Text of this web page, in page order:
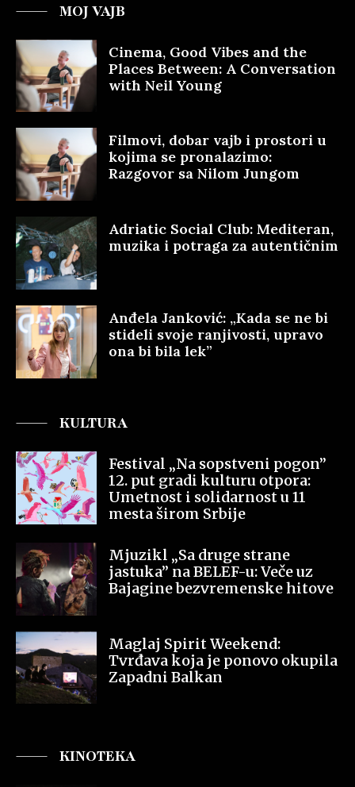
MOJ VAJB
Cinema, Good Vibes and the
Places Between: A Conversation
with Neil Young
Filmovi, dobar vajb i prostori u
kojima se pronalazimo:
Razgovor sa Nilom Jungom
Adriatic Social Club: Mediteran,
muzika i potraga za autentičnim
Anđela Janković: „Kada se ne bi
stideli svoje ranjivosti, upravo
ona bi bila lek”
KULTURA
Festival „Na sopstveni pogon”
12. put gradi kulturu otpora:
Umetnost i solidarnost u 11
mesta širom Srbije
Mjuzikl „Sa druge strane
jastuka” na BELEF-u: Veče uz
Bajagine bezvremenske hitove
Maglaj Spirit Weekend:
Tvrđava koja je ponovo okupila
Zapadni Balkan
KINOTEKA